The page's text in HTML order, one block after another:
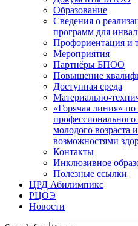
Образование
Сведения о
программ для
Профориентация и
Мероприятия
Партнёры БПОО
Повышение
Доступная среда
Материально-
«Горячая линия»
молодого возраста
возможностями
Контакты
Инклюзивное
Полезные ссылки
ЦРД Абилимпикс
РЦОЭ
Новости